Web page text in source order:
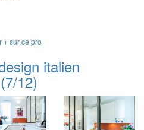
+ sur ce pro
italien
(7/12)